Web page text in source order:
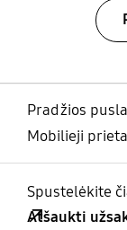
Pradžios
Mobilieji
Spustelėkite
Atšaukti